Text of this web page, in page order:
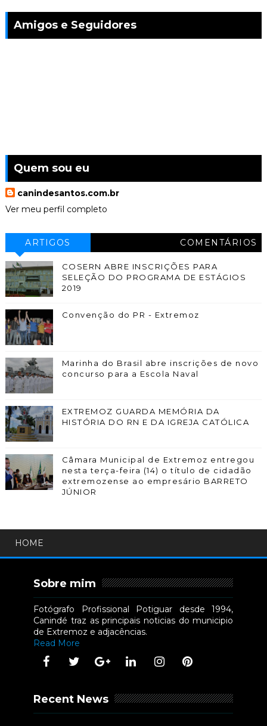
Amigos e Seguidores
Quem sou eu
canindesantos.com.br
Ver meu perfil completo
ARTIGOS COMENTÁRIOS
COSERN ABRE INSCRIÇÕES PARA
SELEÇÃO DO PROGRAMA DE ESTÁGIOS
2019
Convenção do PR - Extremoz
Marinha do Brasil abre inscrições de novo
concurso para a Escola Naval
EXTREMOZ GUARDA MEMÓRIA DA
HISTÓRIA DO RN E DA IGREJA CATÓLICA
Câmara Municipal de Extremoz entregou
nesta terça-feira (14) o título de cidadão
extremozense ao empresário BARRETO
JÚNIOR
HOME
Sobre mim
Fotógrafo Profissional Potiguar desde 1994,
Canindé traz as principais noticias do municipio
de Extremoz e adjacências.
Read More
Recent News